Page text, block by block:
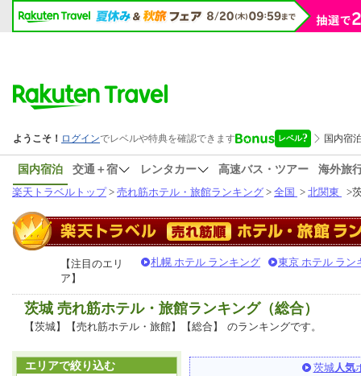
国内宿泊 交通＋宿 レンタカー 高速バス・ツアー
海外旅
楽天トラベルトップ> 売れ筋ホテル・旅館ランキング > 全国 > 北関東 >
【注目のエリ
ア】
札幌 ホテル ランキング 東京 ホテル ラン
茨城 売れ筋ホテル・旅館ランキング（総合）
【茨城】【売れ筋ホテル・旅館】【総合】 のランキングです。
茨城人気
エリアで絞り込む